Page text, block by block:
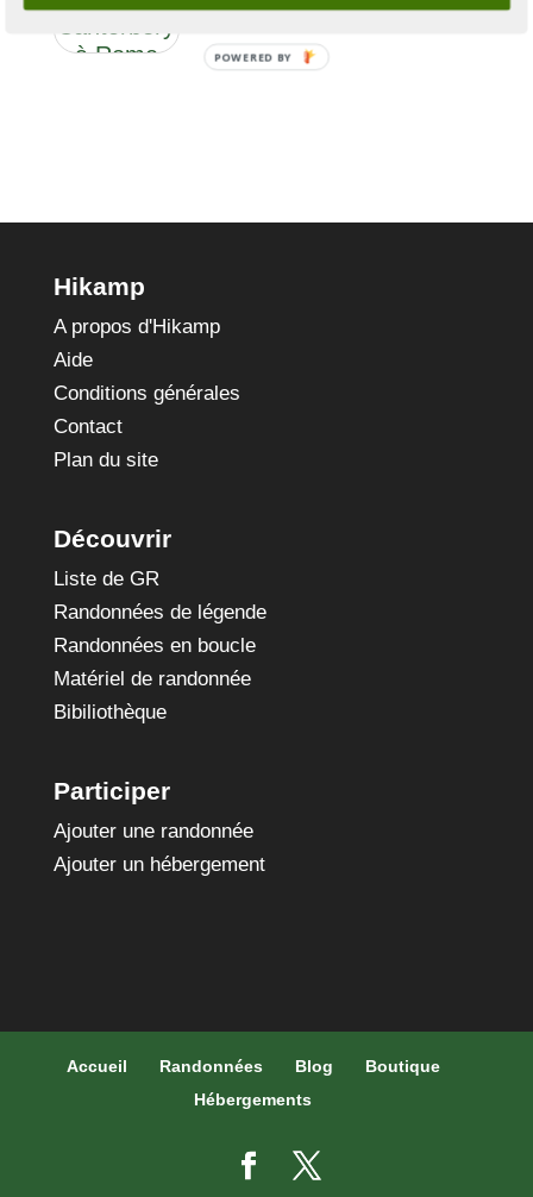
à Rome
Hikamp
A propos d'Hikamp
Aide
Conditions générales
Contact
Plan du site
Découvrir
Liste de GR
Randonnées de légende
Randonnées en boucle
Matériel de randonnée
Bibiliothèque
Participer
Ajouter une randonnée
Ajouter un hébergement
Accueil Randonnées Blog
Boutique
Hébergements
POWERED BY